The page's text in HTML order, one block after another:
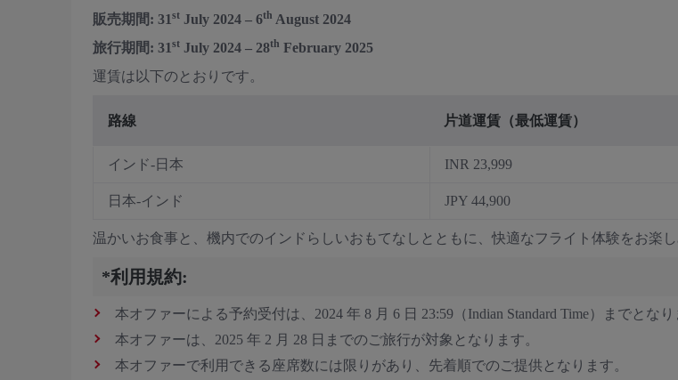
販売期間: 31st July 2024 – 6th August 2024
旅行期間: 31st July 2024 – 28th February 2025
運賃は以下のとおりです。
路線 片道運賃（最低運賃）
インド-日本 INR 23,999
日本-インド JPY 44,900
温かいお食事と、機内でのインドらしいおもてなしとともに、快適なフライト体験をお楽し
*利用規約:
本オファーによる予約受付は、2024 年 8 月 6 日 23:59（Indian Standard Time）までとなり
本オファーは、2025 年 2 月 28 日までのご旅行が対象となります。
本オファーで利用できる座席数には限りがあり、先着順でのご提供となります。